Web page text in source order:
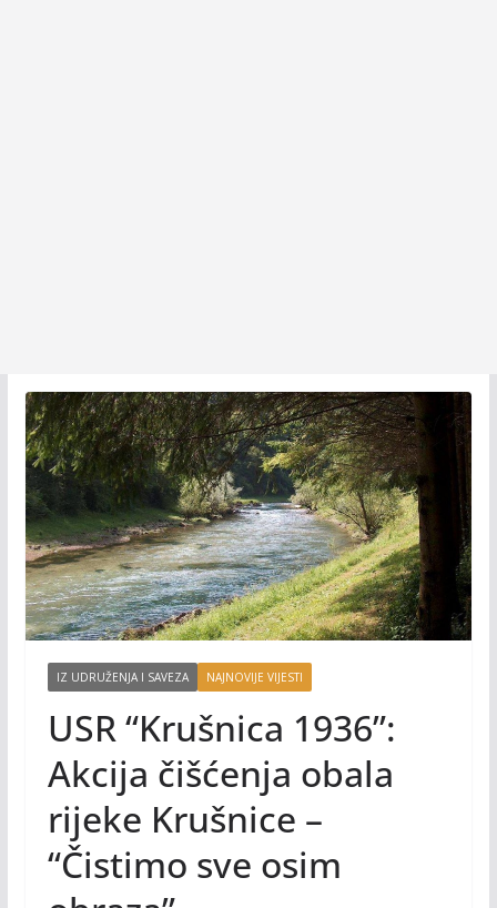
IZ UDRUŽENJA I SAVEZA NAJNOVIJE VIJESTI
USR “Krušnica 1936”:
Akcija čišćenja obala
rijeke Krušnice –
“Čistimo sve osim